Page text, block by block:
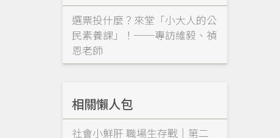
選票投什麼？來堂「小大人的公
民素養課」！──專訪維毅、禎
恩老師
相關懶人包
社會小鮮肝 職場生存戰｜第二